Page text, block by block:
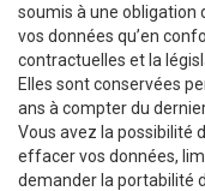
soumis à une obligation
vos données qu’en
contractuelles et la
Elles sont conservées
ans à compter du
Vous avez la possibilité
effacer vos données,
demander la portabilité